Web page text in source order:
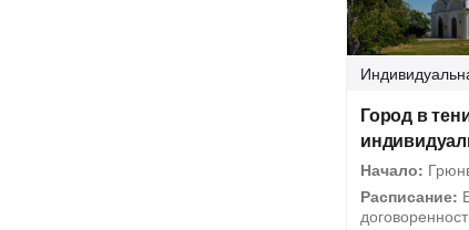
Город в
Начало:
Расписание: